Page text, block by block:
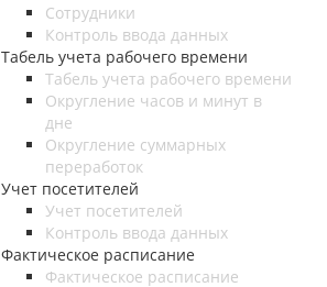
Сотрудники
Контроль ввода данных
Табель учета рабочего времени
Табель учета рабочего времени
Округление часов и минут в
дне
Округление суммарных
переработок
Учет посетителей
Учет посетителей
Контроль ввода данных
Фактическое расписание
Фактическое расписание